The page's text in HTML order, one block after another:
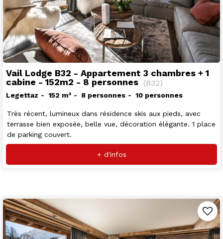
Vail Lodge B32 - Appartement 3 chambres + 1
cabine - 152m2 - 8 personnes (B32)
Legettaz 152 m² 8 personnes 10 personnes
Très récent, lumineux dans résidence skis aux pieds, avec
terrasse bien exposée, belle vue, décoration élégante. 1 place
de parking couvert.
+ d'infos